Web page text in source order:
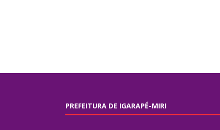
PREFEITURA DE IGARAPÉ-MIRI